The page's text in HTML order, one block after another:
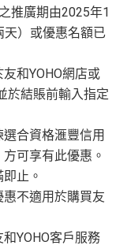
推廣期由2025年1
天）或優惠名額已
和YOHO網店或
於結賬前輸入指定
合資格滙豐信用
可享有此優惠。
止。
不適用於購買友
YOHO客戶服務